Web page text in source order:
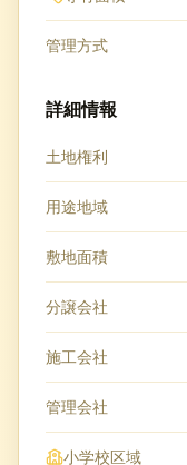
管理方式
詳細情報
土地権利
用途地域
敷地面積
分譲会社
施工会社
管理会社
小学校区域